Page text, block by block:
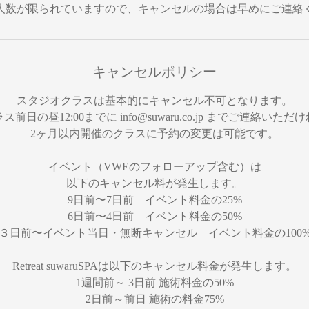
数が限られていますので、キャンセルの場合は早めにご連絡
キャンセルポリシー
スタジオクラスは基本的にキャンセル不可となります。
ス前日の昼12:00までに info@suwaru.co.jp までご連絡いただけ
2ヶ月以内開催のクラスに予約の変更は可能です。
イベント（VWEのフォローアップ含む）は
以下のキャンセル料が発生します。
9日前〜7日前 イベント料金の25%
6日前〜4日前 イベント料金の50%
３日前〜イベント当日・無断キャンセル イベント料金の
Retreat suwaruSPAは以下のキャンセル料金が発生します。
1週間前～ 3日前 施術料金の50%
2日前～前日 施術の料金75%